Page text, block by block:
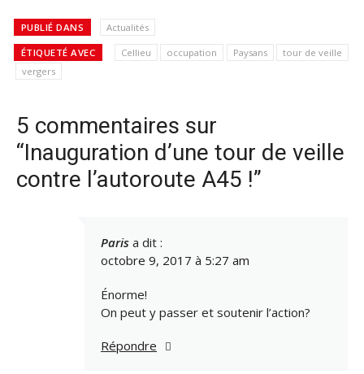
PUBLIÉ DANS Actualités
ÉTIQUETÉ AVEC Cellieu occupation Paysans
tour de veille
vergers
5 commentaires sur
“Inauguration d’une tour de veille
contre l’autoroute A45 !”
Paris a dit :
octobre 9, 2017 à 5:27 am
Énorme!
On peut y passer et soutenir l’action?
Répondre